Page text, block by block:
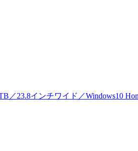
／23.8インチワイド／Windows10